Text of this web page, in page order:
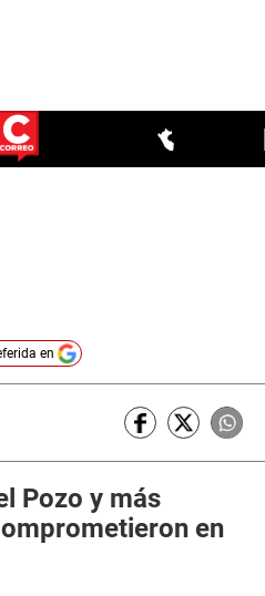
en
Pozo y más
en